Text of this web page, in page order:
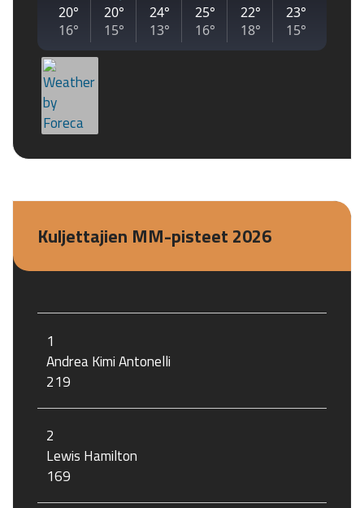
Kuljettajien MM-pisteet 2026
1
Andrea Kimi Antonelli
219
2
Lewis Hamilton
169